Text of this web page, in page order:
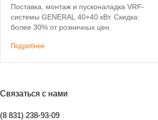
Поставка, монтаж и пусконаладка VRF-
системы GENERAL 40+40 кВт. Скидка:
более 30% от розничных цен.
Подробнее
Связаться с нами
(8 831) 238-93-09